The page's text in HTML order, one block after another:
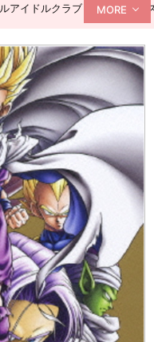
アイドルクラブ ぬいぐるみ
MORE